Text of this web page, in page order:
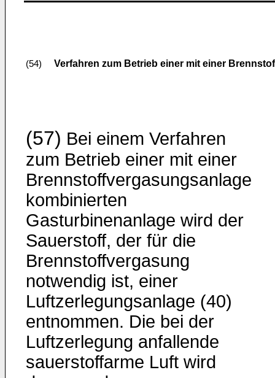
(54) Verfahren zum Betrieb einer mit einer
(57) Bei einem Verfahren
zum Betrieb einer mit einer
Brennstoffvergasungsanlage
kombinierten
Gasturbinenanlage wird der
Sauerstoff, der für die
Brennstoffvergasung
notwendig ist, einer
Luftzerlegungsanlage (40)
entnommen. Die bei der
Luftzerlegung anfallende
sauerstoffarme Luft wird